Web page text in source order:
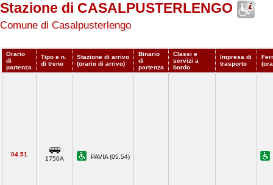
Stazione di CASALPUSTERLENGO
Comune di Casalpusterlengo
Orario
di
partenza
Tipo e n.
di treno
Stazione di arrivo
(orario di arrivo)
Binario
di
partenza
Classi e
servizi a
bordo
Impresa di
trasporto
04.51
1750A PAVIA (05.54)